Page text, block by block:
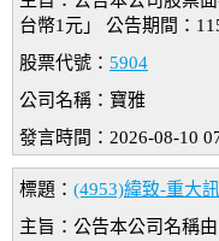
台幣1元」 公告期間：
股票代號： 5904
公司名稱：寶雅
發言時間：2026-08-10
標題： (4953)緯致-重大
主旨：公告本公司名稱